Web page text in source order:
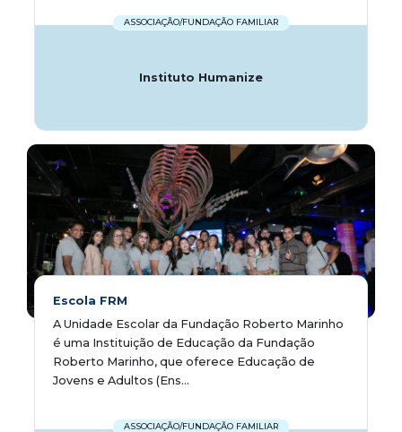
ASSOCIAÇÃO/FUNDAÇÃO FAMILIAR
Instituto Humanize
Escola FRM
A Unidade Escolar da Fundação Roberto Marinho
é uma Instituição de Educação da Fundação
Roberto Marinho, que oferece Educação de
Jovens e Adultos (Ens...
ASSOCIAÇÃO/FUNDAÇÃO FAMILIAR